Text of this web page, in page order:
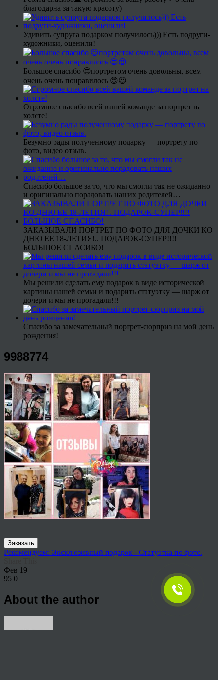
благодарна за такую красоту)
Удивить супруга подарком получилось))) Есть подруги-
художники, оценили!
Большое спасибо 😍портретом очень довольны, всем
очень очень понравилось 😍😍
Огромное спасибо всей вашей команде за портрет на
холсте!
Безумно рады полученному подарку — портрету по
фото, видео отзыв.
Спасибо большое за то, что мы смогли так не ожиданно
и оригинально порадовать наших родителей…
ЗАКАЗЫВАЛИ ПОРТРЕТ ПО ФОТО ДЛЯ ДОЧКИ КО
ДНЮ ЕЕ 18-ЛЕТИЯ!.. ПОДАРОК-СУПЕР!!!!
БОЛЬШОЕ СПАСИБО!
Мы решили сделать ему подарок в виде исторической
картины нашей семьи и подарить статуэтку — шарж от
дочери и мы не прогадали!!!
Спасибо за замечательный портрет-сюрприз на мой день
рождения!
9988774
Заказать
Рекомендуем: Эксклюзивный подарок - Статуэтка по фото.
Фев 19
95 0
About the author